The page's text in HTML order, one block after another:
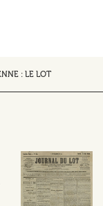
: LE LOT